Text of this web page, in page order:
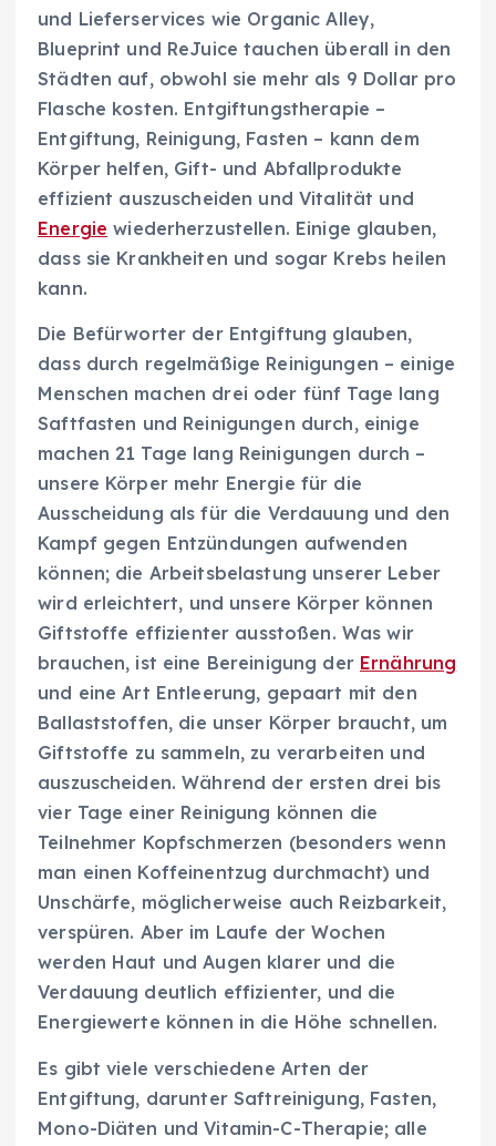
und Lieferservices wie Organic Alley,
Blueprint und ReJuice tauchen überall in den
Städten auf, obwohl sie mehr als 9 Dollar pro
Flasche kosten. Entgiftungstherapie –
Entgiftung, Reinigung, Fasten – kann dem
Körper helfen, Gift- und Abfallprodukte
effizient auszuscheiden und Vitalität und
Energie wiederherzustellen. Einige glauben,
dass sie Krankheiten und sogar Krebs heilen
kann.
Die Befürworter der Entgiftung glauben,
dass durch regelmäßige Reinigungen – einige
Menschen machen drei oder fünf Tage lang
Saftfasten und Reinigungen durch, einige
machen 21 Tage lang Reinigungen durch –
unsere Körper mehr Energie für die
Ausscheidung als für die Verdauung und den
Kampf gegen Entzündungen aufwenden
können; die Arbeitsbelastung unserer Leber
wird erleichtert, und unsere Körper können
Giftstoffe effizienter ausstoßen. Was wir
brauchen, ist eine Bereinigung der Ernährung
und eine Art Entleerung, gepaart mit den
Ballaststoffen, die unser Körper braucht, um
Giftstoffe zu sammeln, zu verarbeiten und
auszuscheiden. Während der ersten drei bis
vier Tage einer Reinigung können die
Teilnehmer Kopfschmerzen (besonders wenn
man einen Koffeinentzug durchmacht) und
Unschärfe, möglicherweise auch Reizbarkeit,
verspüren. Aber im Laufe der Wochen
werden Haut und Augen klarer und die
Verdauung deutlich effizienter, und die
Energiewerte können in die Höhe schnellen.
Es gibt viele verschiedene Arten der
Entgiftung, darunter Saftreinigung, Fasten,
Mono-Diäten und Vitamin-C-Therapie; alle